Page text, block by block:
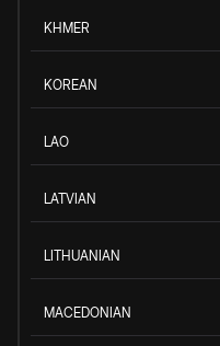
KHMER
KOREAN
LAO
LATVIAN
LITHUANIAN
MACEDONIAN